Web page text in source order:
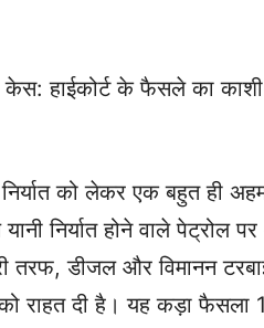
केस: हाईकोर्ट के फैसले का
को लेकर एक बहुत ही
निर्यात होने वाले पेट्रोल
तरफ, डीजल और विमानन
राहत दी है। यह कड़ा फैसला